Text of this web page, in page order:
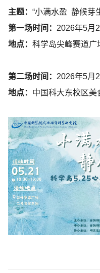
主题： “小满水盈 静候芽
第一场时间： 2026年5月
地点： 科学岛尖峰赛道广
第二场时间： 2026年5月
地点： 中国科大东校区美